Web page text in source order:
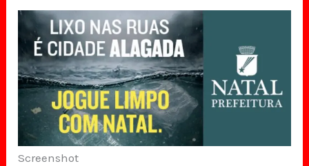
Screenshot